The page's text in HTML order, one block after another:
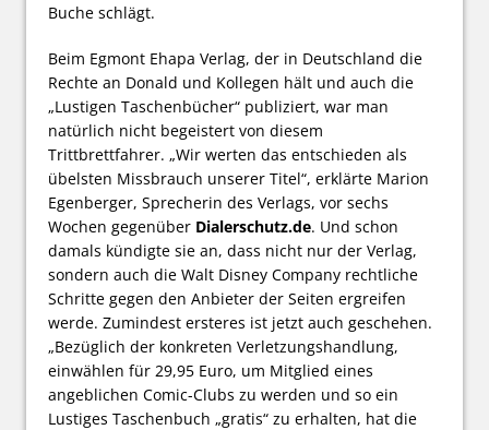
Buche schlägt.
Beim Egmont Ehapa Verlag, der in Deutschland die
Rechte an Donald und Kollegen hält und auch die
„Lustigen Taschenbücher“ publiziert, war man
natürlich nicht begeistert von diesem
Trittbrettfahrer. „Wir werten das entschieden als
übelsten Missbrauch unserer Titel“, erklärte Marion
Egenberger, Sprecherin des Verlags, vor sechs
Wochen gegenüber Dialerschutz.de. Und schon
damals kündigte sie an, dass nicht nur der Verlag,
sondern auch die Walt Disney Company rechtliche
Schritte gegen den Anbieter der Seiten ergreifen
werde. Zumindest ersteres ist jetzt auch geschehen.
„Bezüglich der konkreten Verletzungshandlung,
einwählen für 29,95 Euro, um Mitglied eines
angeblichen Comic-Clubs zu werden und so ein
Lustiges Taschenbuch „gratis“ zu erhalten, hat die